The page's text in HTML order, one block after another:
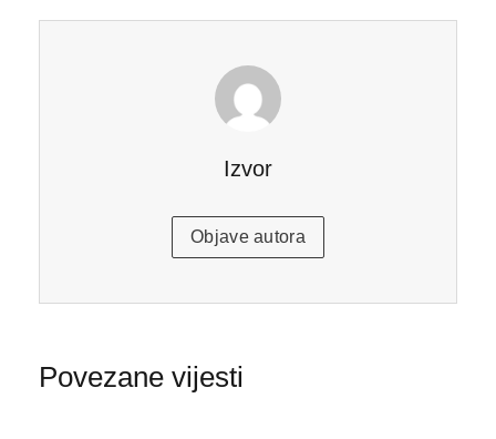
Izvor
Objave autora
Povezane vijesti